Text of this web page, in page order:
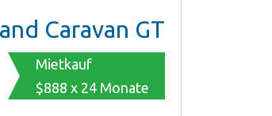
Caravan GT
Mietkauf
$888 x 24 Monate